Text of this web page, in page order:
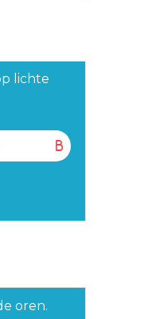
lichte
B
oren.